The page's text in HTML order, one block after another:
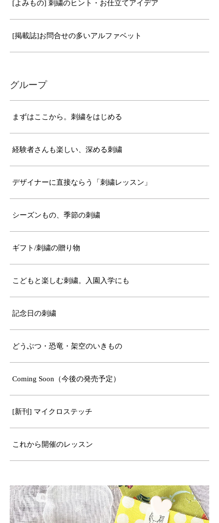
[よみもの] 刺繍のヒント・お仕立てアイデア
[掲載誌]お問合せの多いアルファベット
グループ
まずはここから。刺繍をはじめる
経験者さんも楽しい、深める刺繍
デザイナーに直接ならう「刺繍レッスン」
シーズンもの、季節の刺繍
ギフト/刺繍の贈り物
こどもと楽しむ刺繍。入園入学にも
記念日の刺繍
どうぶつ・恐竜・架空のいきもの
Coming Soon（今後の発売予定）
[新刊] マイクロステッチ
これから開催のレッスン